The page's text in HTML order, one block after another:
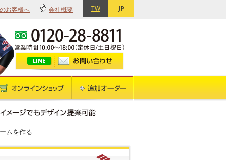
会社概要
お客様へ TW JP
ムを作る